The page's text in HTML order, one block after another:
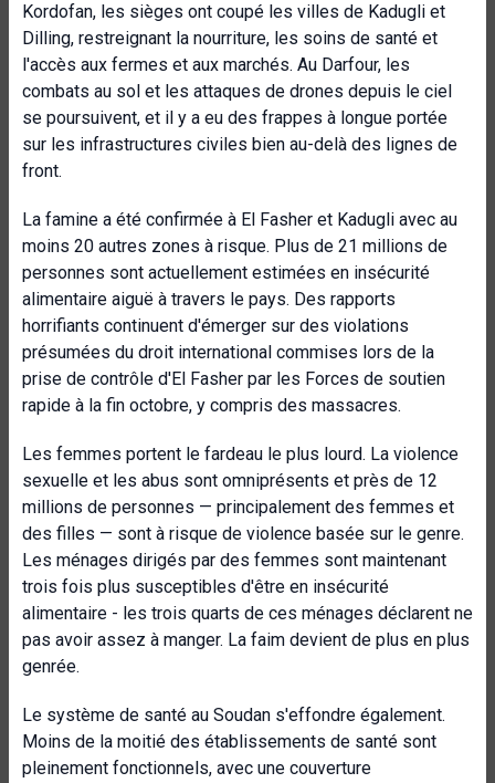
Kordofan, les sièges ont coupé les villes de Kadugli et
Dilling, restreignant la nourriture, les soins de santé et
l'accès aux fermes et aux marchés. Au Darfour, les
combats au sol et les attaques de drones depuis le ciel
se poursuivent, et il y a eu des frappes à longue portée
sur les infrastructures civiles bien au-delà des lignes de
front.
La famine a été confirmée à El Fasher et Kadugli avec au
moins 20 autres zones à risque. Plus de 21 millions de
personnes sont actuellement estimées en insécurité
alimentaire aiguë à travers le pays. Des rapports
horrifiants continuent d'émerger sur des violations
présumées du droit international commises lors de la
prise de contrôle d'El Fasher par les Forces de soutien
rapide à la fin octobre, y compris des massacres.
Les femmes portent le fardeau le plus lourd. La violence
sexuelle et les abus sont omniprésents et près de 12
millions de personnes — principalement des femmes et
des filles — sont à risque de violence basée sur le genre.
Les ménages dirigés par des femmes sont maintenant
trois fois plus susceptibles d'être en insécurité
alimentaire - les trois quarts de ces ménages déclarent ne
pas avoir assez à manger. La faim devient de plus en plus
genrée.
Le système de santé au Soudan s'effondre également.
Moins de la moitié des établissements de santé sont
pleinement fonctionnels, avec une couverture